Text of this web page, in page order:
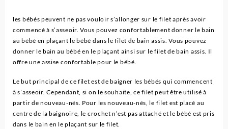
les bébés peuvent ne pas vouloir s’allonger sur le filet après avoir
commencé à s’asseoir. Vous pouvez confortablement donner le bain
au bébé en plaçant le bébé dans le filet de bain assis. Vous pouvez
donner le bain au bébé en le plaçant ainsi sur le filet de bain assis. Il
offre une assise confortable pour le bébé.
Le but principal de ce filet est de baigner les bébés qui commencent
à s’asseoir. Cependant, si on le souhaite, ce filet peut être utilisé à
partir de nouveau-nés. Pour les nouveau-nés, le filet est placé au
centre de la baignoire, le crochet n’est pas attaché et le bébé est pris
dans le bain en le plaçant sur le filet.